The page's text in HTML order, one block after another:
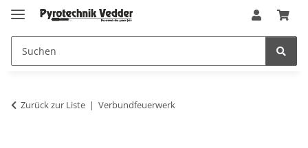
Zurück zur Liste Verbundfeuerwerk